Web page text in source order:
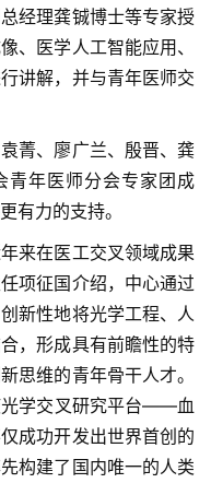
经理龚铖博士等专家授
、医学人工智能应用、
讲解，并与青年医师交
菁、廖广兰、殷晋、龚
青年医师分会专家团成
有力的支持。
来在医工交叉领域成果
项征国介绍，中心通过
新性地将光学工程、人
，形成具有前瞻性的特
思维的青年骨干人才。
光学交叉研究平台——血
成功开发出世界首创的
构建了国内唯一的人类